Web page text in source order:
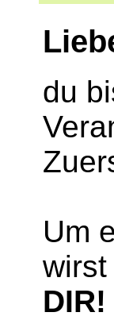
du
Um
DIR!